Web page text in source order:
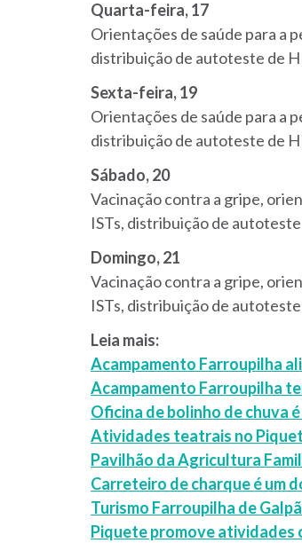
Quarta-feira, 17
Orientações de saúde para a
distribuição de autoteste de
Sexta-feira, 19
Orientações de saúde para a
distribuição de autoteste de
Sábado, 20
Vacinação contra a gripe,
ISTs, distribuição de
Domingo, 21
Vacinação contra a gripe,
ISTs, distribuição de
Leia mais:
Acampamento Farroupilha
Acampamento Farroupilha
Oficina de bolinho de chuva
Atividades teatrais no
Pavilhão da Agricultura
Carreteiro de charque é um
Turismo Farroupilha de
Piquete promove atividades